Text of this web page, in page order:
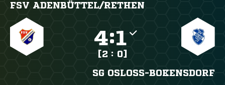
FSV ADENBÜTTEL/​RETHEN
:
[2 : 0]
SG OSLOSS-BOKENSDORF